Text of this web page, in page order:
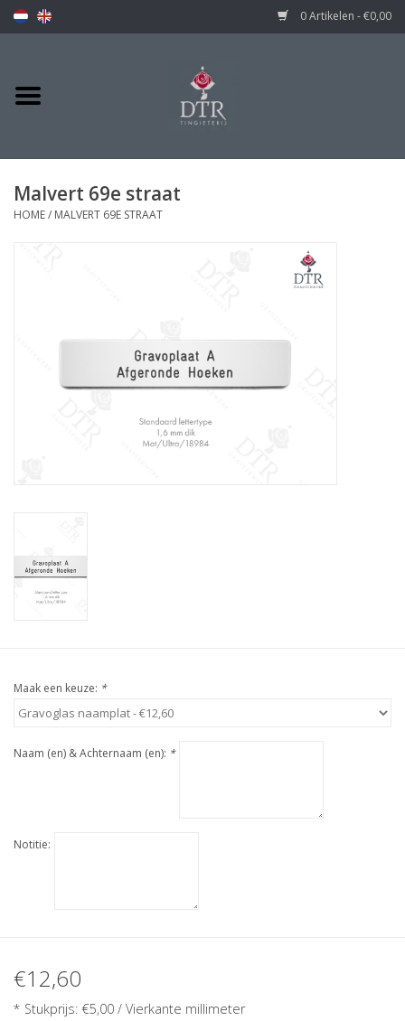
0 Artikelen - €0,00
Malvert 69e straat
HOME/ MALVERT 69E STRAAT
Maak een keuze: *
Naam (en) & Achternaam (en): *
Notitie:
€12,60
* Stukprijs: €5,00 / Vierkante millimeter